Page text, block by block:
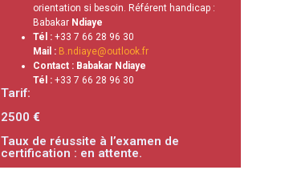
orientation si besoin. Référent handicap :
Babakar Ndiaye
Tél : +33 7 66 28 96 30
Mail : B.ndiaye@outlook.fr
Contact : Babakar Ndiaye
Tél : +33 7 66 28 96 30
Tarif:
2500 €
Taux de réussite à l’examen de
certification : en attente.